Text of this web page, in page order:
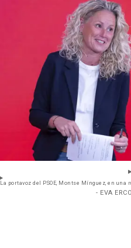
La portavoz del PSOE, Montse Mínguez, en
- EVA